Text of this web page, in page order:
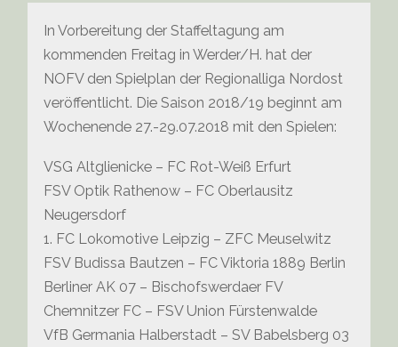
In Vorbereitung der Staffeltagung am
kommenden Freitag in Werder/H. hat der
NOFV den Spielplan der Regionalliga Nordost
veröffentlicht. Die Saison 2018/19 beginnt am
Wochenende 27.-29.07.2018 mit den Spielen:
VSG Altglienicke – FC Rot-Weiß Erfurt
FSV Optik Rathenow – FC Oberlausitz
Neugersdorf
1. FC Lokomotive Leipzig – ZFC Meuselwitz
FSV Budissa Bautzen – FC Viktoria 1889 Berlin
Berliner AK 07 – Bischofswerdaer FV
Chemnitzer FC – FSV Union Fürstenwalde
VfB Germania Halberstadt – SV Babelsberg 03